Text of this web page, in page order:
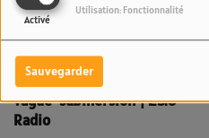
Activé
Utilisation: Fonctionnalité
Sauvegarder
Alerte météo aux Australes
: L'île de Rapa placée en
vigilance orange pour
vague-submersion | 23.6
Radio